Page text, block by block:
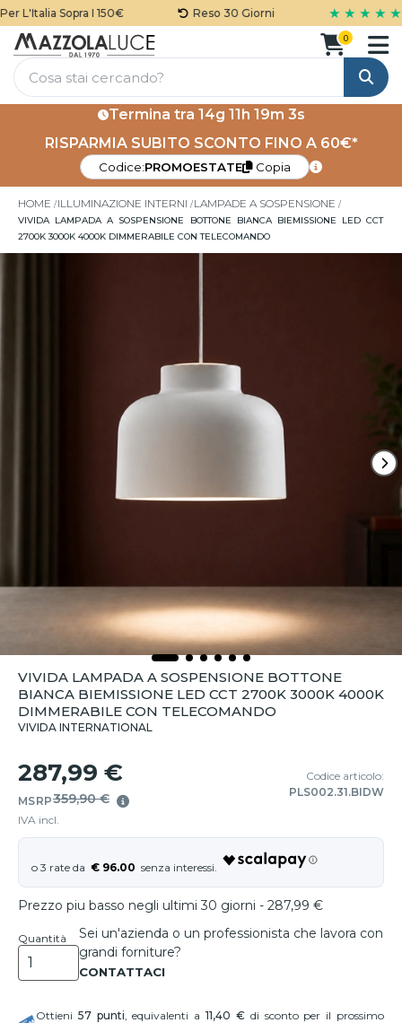
L'Italia Sopra I 150€ Reso 30 Giorni ★ ★ ★ ★ ★
Cerca
0
Termina tra 14g 11h 19m 3s
RISPARMIA SUBITO SCONTO FINO A 60€*
Codice:PROMOESTATE Copia
HOME ILLUMINAZIONE INTERNI LAMPADE A SOSPENSIONE
VIVIDA LAMPADA A SOSPENSIONE BOTTONE BIANCA BIEMISSIONE LED CCT
2700K 3000K 4000K DIMMERABILE CON TELECOMANDO
VIVIDA LAMPADA A SOSPENSIONE BOTTONE
BIANCA BIEMISSIONE LED CCT 2700K 3000K 4000K
DIMMERABILE CON TELECOMANDO
VIVIDA INTERNATIONAL
287,99 €
MSRP359,90 €
IVA incl.
Codice articolo:
PLS002.31.BIDW
€ 96.00
Prezzo piu basso negli ultimi 30 giorni - 287,99 €
Quantità
Sei un'azienda o un professionista che lavora con
grandi forniture?
Ottieni 57punti, equivalenti a11,40 €di sconto per il prossimo